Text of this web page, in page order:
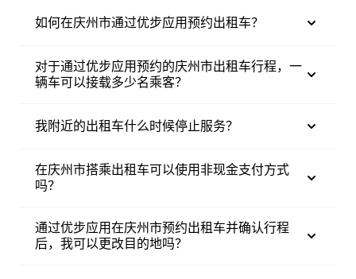
如何在庆州市通过优步应用预约出租车？
对于通过优步应用预约的庆州市出租车行程，一
辆车可以接载多少名乘客？
我附近的出租车什么时候停止服务？
在庆州市搭乘出租车可以使用非现金支付方式
吗？
通过优步应用在庆州市预约出租车并确认行程
后，我可以更改目的地吗？